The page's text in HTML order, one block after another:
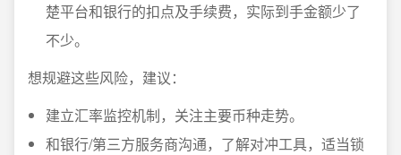
楚平台和银行的扣点及手续费，实际到手金额少了
不少。
想规避这些风险，建议：
建立汇率监控机制，关注主要币种走势。
和银行/第三方服务商沟通，了解对冲工具，适当锁